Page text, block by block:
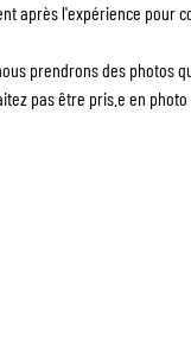
après l'expérience pour
prendrons des photos
pas être pris.e en